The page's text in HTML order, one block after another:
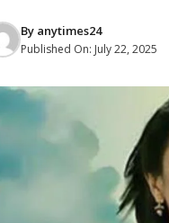
By anytimes24
Published On: July 22, 2025